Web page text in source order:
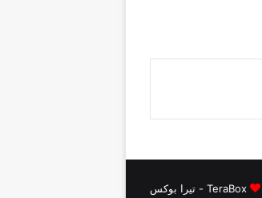
TeraBox - تيرا بوكس